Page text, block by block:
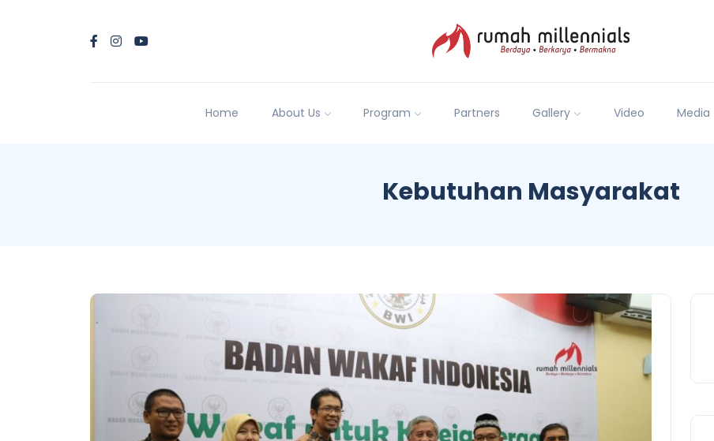
Home About Us Program Partners Gallery Video Media
Kebutuhan Masyarakat